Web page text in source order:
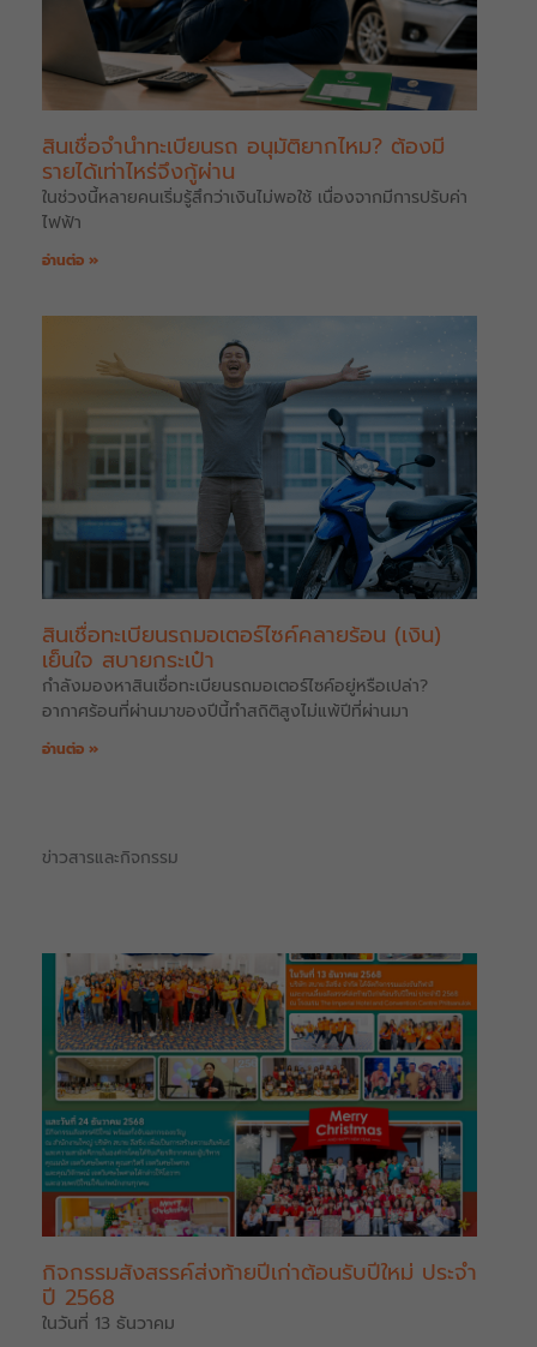
สินเชื่อจำนำทะเบียนรถ อนุมัติยากไหม? ต้องมี
รายได้เท่าไหร่จึงกู้ผ่าน
ในช่วงนี้หลายคนเริ่มรู้สึกว่าเงินไม่พอใช้ เนื่องจากมีการปรับค่า
ไฟฟ้า
อ่านต่อ »
สินเชื่อทะเบียนรถมอเตอร์ไซค์คลายร้อน (เงิน)
เย็นใจ สบายกระเป๋า
กำลังมองหาสินเชื่อทะเบียนรถมอเตอร์ไซค์อยู่หรือเปล่า?
อากาศร้อนที่ผ่านมาของปีนี้ทำสถิติสูงไม่แพ้ปีที่ผ่านมา
อ่านต่อ »
ข่าวสารและกิจกรรม
กิจกรรมสังสรรค์ส่งท้ายปีเก่าต้อนรับปีใหม่ ประจำ
ปี 2568
ในวันที่ 13 ธันวาคม